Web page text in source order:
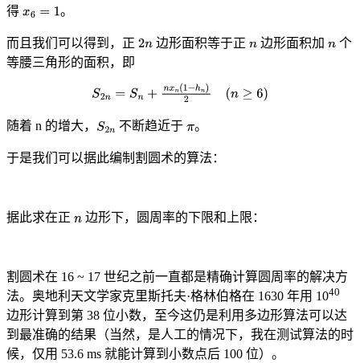
得 。
而且我们可以得到，正 边形面积等于正 边形面积加
个
等腰三角形的面积，即
随着 n 的增大， 不断趋近于 。
于是我们可以据此编制割圆术的算法：
据此求在正 边形下，圆周率的下限和上限：
割圆术在 16 ~ 17 世纪之前一直都是精确计算圆周率的解决方
法。奥地利天文学家克里斯托夫·格林伯格在 1630 年用 1040
边形计算到第 38 位小数，至今这仍是利用多边形算法可以达
到最准确的结果（当然，是人工的情况下，我在测试算法的时
候，仅用 53.6 ms 就能计算到小数点后 100 位）。